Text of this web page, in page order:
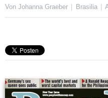
Von Johanna Graeber Brasilia